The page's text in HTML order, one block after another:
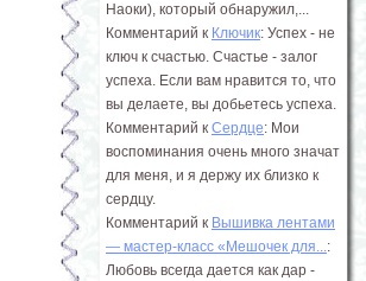
Наоки), который обнаружил,...
Комментарий к Ключик: Успех - не
ключ к счастью. Счастье - залог
успеха. Если вам нравится то, что
вы делаете, вы добьетесь успеха.
Комментарий к Сердце: Мои
воспоминания очень много значат
для меня, и я держу их близко к
сердцу.
Комментарий к Вышивка лентами
― мастер-класс «Мешочек для...:
Любовь всегда дается как дар -